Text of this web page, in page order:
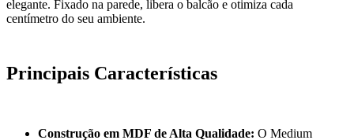
elegante. Fixado na parede, libera o balcão e otimiza cada
centímetro do seu ambiente.
Principais Características
Construção em MDF de Alta Qualidade: O Medium